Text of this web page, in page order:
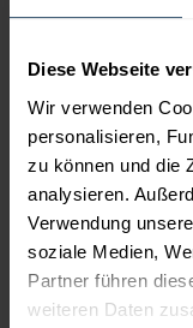
Diese Webseite
Wir verwenden
personalisieren,
zu können und die
analysieren.
Verwendung
soziale Medien,
Partner führen
weiteren Daten
Denn die Einstellung
wir haben es selbst in